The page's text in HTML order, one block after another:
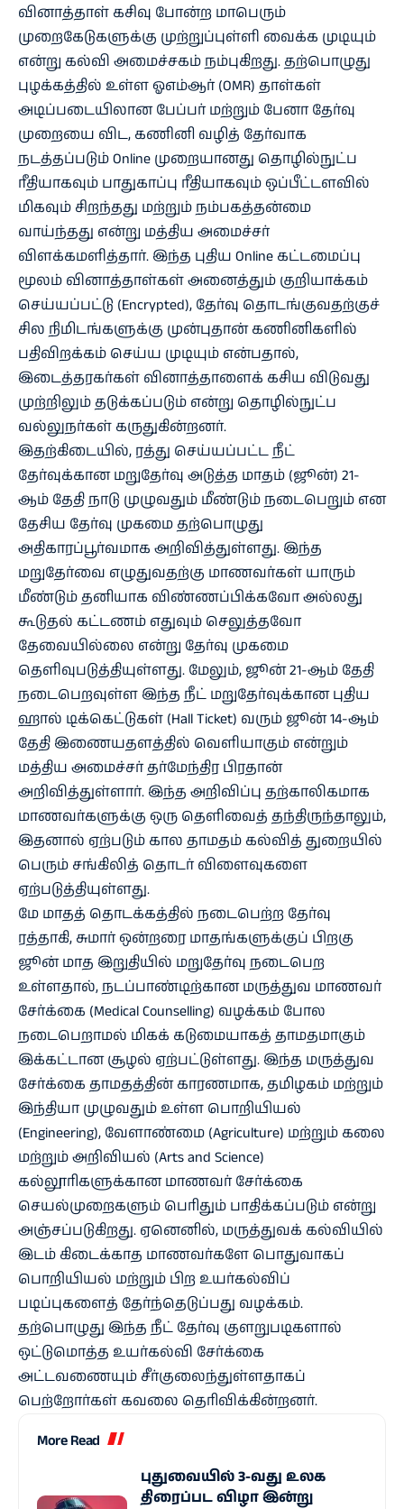
வினாத்தாள் கசிவு போன்ற மாபெரும்
முறைகேடுகளுக்கு முற்றுப்புள்ளி வைக்க முடியும்
என்று கல்வி அமைச்சகம் நம்புகிறது. தற்பொழுது
புழக்கத்தில் உள்ள ஓஎம்ஆர் (OMR) தாள்கள்
அடிப்படையிலான பேப்பர் மற்றும் பேனா தேர்வு
முறையை விட, கணினி வழித் தேர்வாக
நடத்தப்படும் Online முறையானது தொழில்நுட்ப
ரீதியாகவும் பாதுகாப்பு ரீதியாகவும் ஒப்பீட்டளவில்
மிகவும் சிறந்தது மற்றும் நம்பகத்தன்மை
வாய்ந்தது என்று மத்திய அமைச்சர்
விளக்கமளித்தார். இந்த புதிய Online கட்டமைப்பு
மூலம் வினாத்தாள்கள் அனைத்தும் குறியாக்கம்
செய்யப்பட்டு (Encrypted), தேர்வு தொடங்குவதற்குச்
சில நிமிடங்களுக்கு முன்புதான் கணினிகளில்
பதிவிறக்கம் செய்ய முடியும் என்பதால்,
இடைத்தரகர்கள் வினாத்தாளைக் கசிய விடுவது
முற்றிலும் தடுக்கப்படும் என்று தொழில்நுட்ப
வல்லுநர்கள் கருதுகின்றனர்.
இதற்கிடையில், ரத்து செய்யப்பட்ட நீட்
தேர்வுக்கான மறுதேர்வு அடுத்த மாதம் (ஜூன்) 21-
ஆம் தேதி நாடு முழுவதும் மீண்டும் நடைபெறும் என
தேசிய தேர்வு முகமை தற்பொழுது
அதிகாரப்பூர்வமாக அறிவித்துள்ளது. இந்த
மறுதேர்வை எழுதுவதற்கு மாணவர்கள் யாரும்
மீண்டும் தனியாக விண்ணப்பிக்கவோ அல்லது
கூடுதல் கட்டணம் எதுவும் செலுத்தவோ
தேவையில்லை என்று தேர்வு முகமை
தெளிவுபடுத்தியுள்ளது. மேலும், ஜூன் 21-ஆம் தேதி
நடைபெறவுள்ள இந்த நீட் மறுதேர்வுக்கான புதிய
ஹால் டிக்கெட்டுகள் (Hall Ticket) வரும் ஜூன் 14-ஆம்
தேதி இணையதளத்தில் வெளியாகும் என்றும்
மத்திய அமைச்சர் தர்மேந்திர பிரதான்
அறிவித்துள்ளார். இந்த அறிவிப்பு தற்காலிகமாக
மாணவர்களுக்கு ஒரு தெளிவைத் தந்திருந்தாலும்,
இதனால் ஏற்படும் கால தாமதம் கல்வித் துறையில்
பெரும் சங்கிலித் தொடர் விளைவுகளை
ஏற்படுத்தியுள்ளது.
மே மாதத் தொடக்கத்தில் நடைபெற்ற தேர்வு
ரத்தாகி, சுமார் ஒன்றரை மாதங்களுக்குப் பிறகு
ஜூன் மாத இறுதியில் மறுதேர்வு நடைபெற
உள்ளதால், நடப்பாண்டிற்கான மருத்துவ மாணவர்
சேர்க்கை (Medical Counselling) வழக்கம் போல
நடைபெறாமல் மிகக் கடுமையாகத் தாமதமாகும்
இக்கட்டான சூழல் ஏற்பட்டுள்ளது. இந்த மருத்துவ
சேர்க்கை தாமதத்தின் காரணமாக, தமிழகம் மற்றும்
இந்தியா முழுவதும் உள்ள பொறியியல்
(Engineering), வேளாண்மை (Agriculture) மற்றும் கலை
மற்றும் அறிவியல் (Arts and Science)
கல்லூரிகளுக்கான மாணவர் சேர்க்கை
செயல்முறைகளும் பெரிதும் பாதிக்கப்படும் என்று
அஞ்சப்படுகிறது. ஏனெனில், மருத்துவக் கல்வியில்
இடம் கிடைக்காத மாணவர்களே பொதுவாகப்
பொறியியல் மற்றும் பிற உயர்கல்விப்
படிப்புகளைத் தேர்ந்தெடுப்பது வழக்கம்.
தற்பொழுது இந்த நீட் தேர்வு குளறுபடிகளால்
ஒட்டுமொத்த உயர்கல்வி சேர்க்கை
அட்டவணையும் சீர்குலைந்துள்ளதாகப்
பெற்றோர்கள் கவலை தெரிவிக்கின்றனர்.
More Read
புதுவையில் 3-வது உலக
திரைப்பட விழா இன்று